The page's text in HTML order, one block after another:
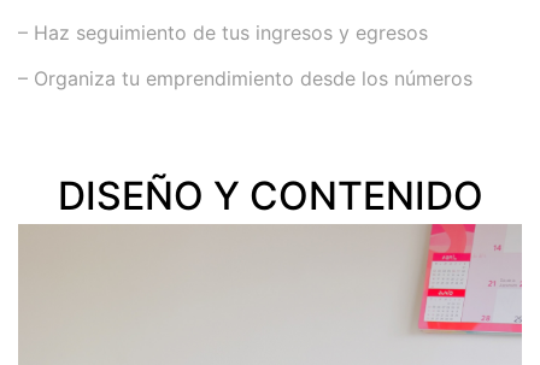
– Haz seguimiento de tus ingresos y egresos
– Organiza tu emprendimiento desde los números
DISEÑO Y CONTENIDO